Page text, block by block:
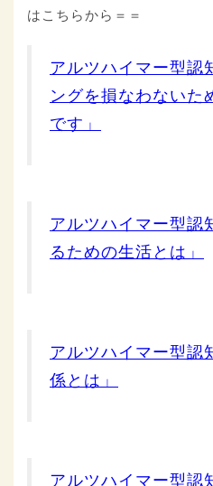
はこちらから＝＝
アルツハイマー型認
ングを損なわないた
です」
アルツハイマー型認
るための生活とは」
アルツハイマー型認
係とは」
アルツハイマー型認